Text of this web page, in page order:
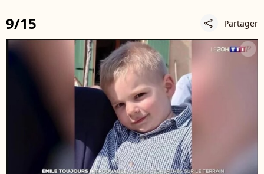
9/15 share Partager